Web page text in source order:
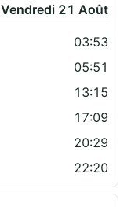
Vendredi 21 Août
03:53
05:51
13:15
17:09
20:29
22:20